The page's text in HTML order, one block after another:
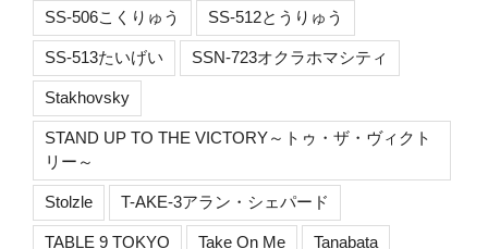
SS-506こくりゅう SS-512とうりゅう
SS-513たいげい SSN-723オクラホマシティ
Stakhovsky
STAND UP TO THE VICTORY～トゥ・ザ・ヴィクト
リー～
Stolzle T-AKE-3アラン・シェパード
TABLE 9 TOKYO Take On Me Tanabata